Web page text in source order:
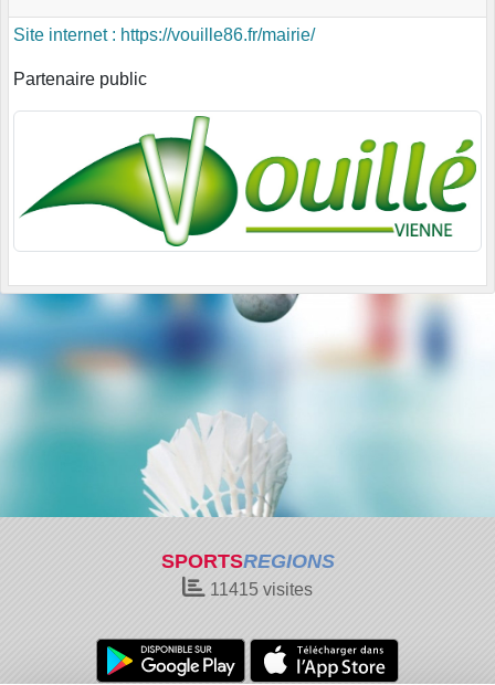
Site internet : https://vouille86.fr/mairie/
Partenaire public
SPORTSREGIONS
11415 visites